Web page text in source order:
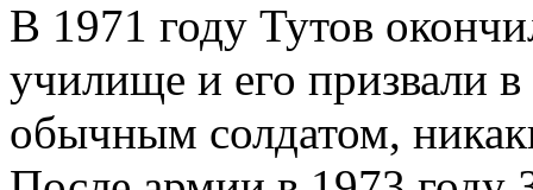
В 1971 году Тутов
училище и его призвали
обычным солдатом,